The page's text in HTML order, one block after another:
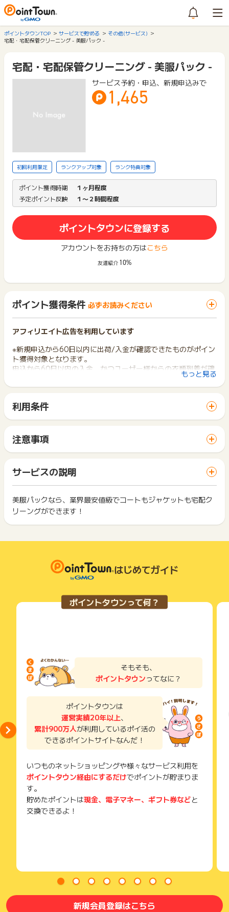
ポイントタウンTOP サービスで貯める
その他(サービス)
宅配・宅配保管クリーニング - 美服パック -
宅配・宅配保管クリーニング - 美服パック -
サービス予約・申込、新規申込みで
1,465
初回利用限定 ランクアップ対象 ランク特典対象
ポイント獲得時期
１ヶ月程度
予定ポイント反映
１〜２時間程度
ポイントタウンに登録する
アカウントをお持ちの方はこちら
友達紹介 10%
ポイント獲得条件 必ずお読みください
アフィリエイト広告を利用しています
※新規申込から60日以内に出荷/入金が確認できたものがポイン
ト獲得対象となります。
申込から60日以内の入金、かつユーザー様からの衣類到着が確
※衣類到着：ユーザー様から広告主様宛に衣類を出荷し、広告主
他不正と思われる申し込みはポイント獲得対象外となります。
※ポイントに関するお問い合わせは、ポイントタウンサポートま
でお問い合わせください。
ポイントについて、広告主に直接お問い合わせをした場合、ポ
イント獲得対象外となる場合がございます。
※ポイントに関するお問い合わせは、ポイントタウンのサポート
までお問い合わせください。ポイントについて、広告主に直接
お問い合わせをした場合、ポイント獲得対象外となる場合がご
もっと見る
利用条件
サイトに移動してからお申し込みやお買い物が完了するまでの
間に、同じブラウザ（※）で他のサイトに移動した場合はポイン
ト獲得ができません。
「 申込をしてポイントGET 」ボタンを押した時とサービス・
お買い物利用時で、デバイス・ブラウザが異なる場合はポイン
ト獲得ができません。
2回以上同じお買い物・サービスをご利用される場合は、毎回
ポイントタウンに戻り、「 申込をしてポイントGET 」ボタン
下記の事項に該当する場合、広告主側で対象外とみなし、「獲
・同一端末や同一世帯で、繰り返し利用不可のサービス・お買
い物を複数回ご利用された場合
・他のポイントサイトや比較サイト、検索サイトなどを経由し
ご利用前には、Cookieの削除をおこなっていただくことを推奨
します。
読みください。
お申し込みやお買い物後、利用したサイトから送られる購入完
獲得待ち・獲得失敗の状態でお問い合わせされる際に、該当の
メールを送っていただく場合がございます。
そのため、紛失・破棄された場合は対応いたしかねますので、
ご注意ください。
注意事項
一部のサービスにつきましては、1商品につき10円単位の金額
は切り捨てとなります。
ポイント獲得が1ポイント未満のものは切り捨てとなり、ポイ
ント履歴には記載されません。
原則として広告主側のポイント等を利用して支払われた金額分
につきましては、ポイントタウンのポイント獲得の対象には含
まれません。
各サービス・お買い物の獲得ポイントや獲得条件、キャンペー
ン期間が予告なしに変更される場合がございますが、ご利用さ
条件を達成しているかどうかは各広告主ではなく、代理店が行
っているため、広告主はポイントに関する詳細を把握しており
広告に遷移しない場合は掲載が終了となっておりポイントが獲
得できませんので、ご注意くださいませ。
サービスの説明
美服パックなら、業界最安値級でコートもジャケットも宅配ク
リーングができます！
はじめてガイド
ポイントタウンって何？
そもそも、
ポイントタウンってなに？
ポイントタウンは
運営実績20年以上、
累計900万人が利用しているポイ活の
できるポイントサイトなんだ！
いつものネットショッピングや様々なサービス利用を
ポイントタウン経由にするだけでポイントが貯まりま
す。
貯めたポイントは現金、電子マネー、ギフト券などと
交換できるよ！
新規会員登録はこちら